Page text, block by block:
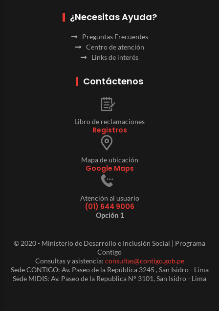
¿Necesitas Ayuda?
Preguntas Frecuentes
Centro de atención
Links de interés
Contáctenos
Libro de reclamaciones
Registros
Mapa de ubicación
Google Maps
Atención al usuario
(01) 644 9006
Opción 1
© 2020 - Ministerio de Desarrollo e Inclusión Social | Programa
Contigo
Consultas y asistencia: consultas@contigo.gob.pe
Sede CONTIGO: Av. Paseo de la República 3245 , San Isidro - Lima
Sede MIDIS: Av. Paseo de la Republica N° 3101, San Isidro - Lima